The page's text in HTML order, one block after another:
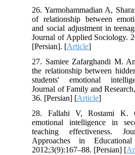
26. Yarmohammadian A,
of relationship between
and social adjustment in
Journal of Applied Sociology.
[Persian]. [Article
27. Samiee Zafarghandi M.
the relationship between
students' emotional
Journal of Family and
36. [Persian] [Article
28. Fallahi V, Rostami
emotional intelligence in
teaching effectiveness.
Approaches in
2012;3(9):167–88. [Persian] [